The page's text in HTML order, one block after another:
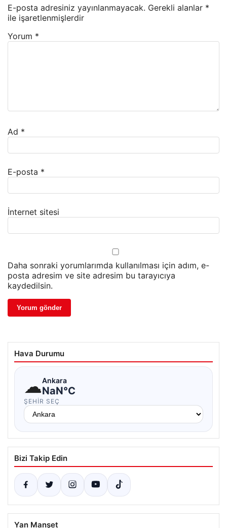
E-posta adresiniz yayınlanmayacak. Gerekli alanlar *
ile işaretlenmişlerdir
Yorum *
Ad *
E-posta *
İnternet sitesi
Daha sonraki yorumlarımda kullanılması için adım, e-
posta adresim ve site adresim bu tarayıcıya
kaydedilsin.
Hava Durumu
☁Ankara
NaN°C
ŞEHIR SEÇ
Bizi Takip Edin
Yan Manşet